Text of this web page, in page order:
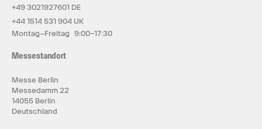
+49 3021927601 DE
+44 1514 531 904 UK
Montag–Freitag 9:00–17:30
Messestandort
Messe Berlin
Messedamm 22
14055 Berlin
Deutschland